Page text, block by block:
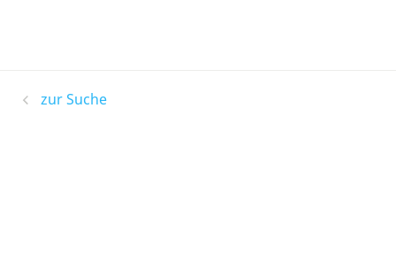
zur Suche